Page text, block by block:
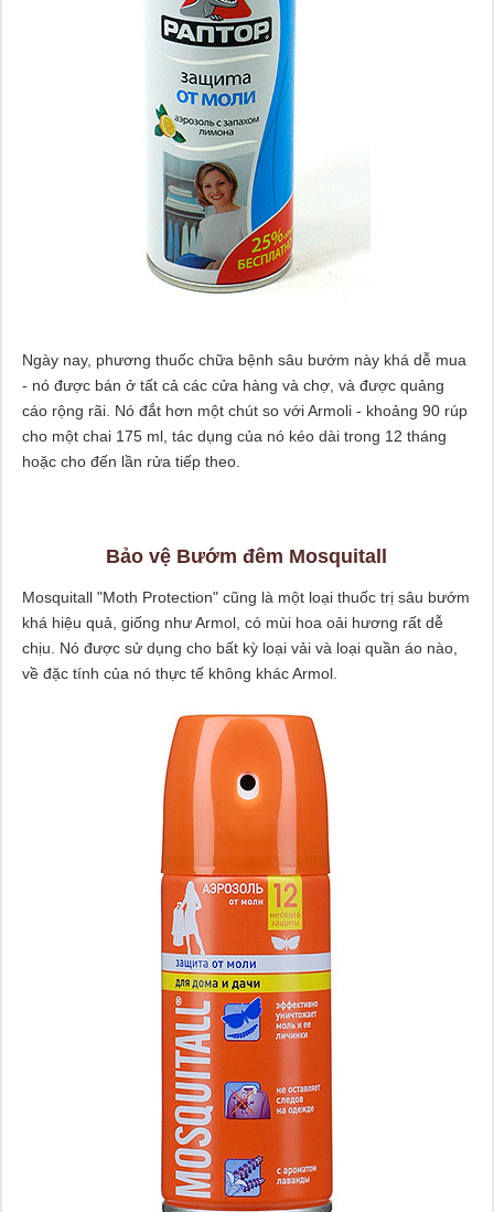
Ngày nay, phương thuốc chữa bệnh sâu bướm này khá dễ mua
- nó được bán ở tất cả các cửa hàng và chợ, và được quảng
cáo rộng rãi. Nó đắt hơn một chút so với Armoli - khoảng 90 rúp
cho một chai 175 ml, tác dụng của nó kéo dài trong 12 tháng
hoặc cho đến lần rửa tiếp theo.
Bảo vệ Bướm đêm Mosquitall
Mosquitall "Moth Protection" cũng là một loại thuốc trị sâu bướm
khá hiệu quả, giống như Armol, có mùi hoa oải hương rất dễ
chịu. Nó được sử dụng cho bất kỳ loại vải và loại quần áo nào,
về đặc tính của nó thực tế không khác Armol.